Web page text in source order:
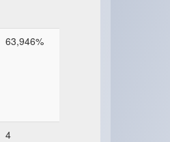
63,946%
4